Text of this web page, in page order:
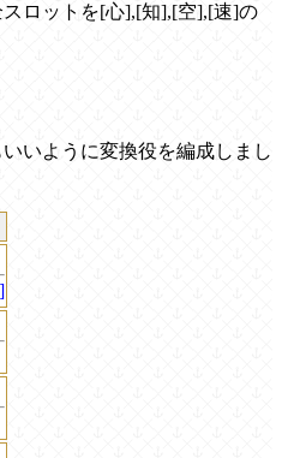
ロットを[心],[知],[空],[速]の
いように変換役を編成しまし